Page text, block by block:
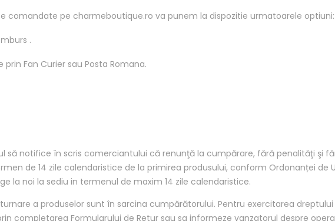
comandate pe charmeboutique.ro va punem la dispozitie urmatoarele optiuni:
.
Fan Curier sau Posta Romana.
să notifice în scris comerciantului că renunţă la cumpărare, fără penalităţi şi
de 14 zile calendaristice de la primirea produsului, conform Ordonanței de
la noi la sediu in termenul de maxim 14 zile calendaristice.
a produselor sunt în sarcina cumpărătorului. Pentru exercitarea
completarea Formularului de Retur sau sa informeze vanzatorul despre